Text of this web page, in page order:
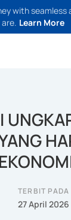
with seamless
Learn More
TERBIT PADA
27 April 2026